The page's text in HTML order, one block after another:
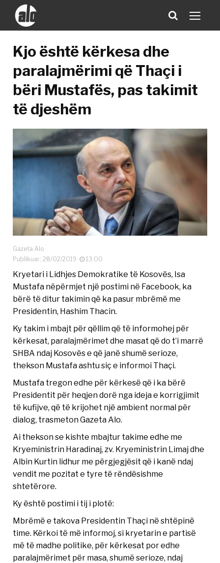
Kjo është kërkesa dhe
paralajmërimi që Thaçi i
bëri Mustafës, pas takimit
të djeshëm
Gazeta Alo
Publikuar: 28/02/2019
13:00
Kryetari i Lidhjes Demokratike të Kosovës, Isa
Mustafa nëpërmjet një postimi në Facebook, ka
bërë të ditur takimin që ka pasur mbrëmë me
Presidentin, Hashim Thacin.
Ky takim i mbajt për qëllim që të informohej për
kërkesat, paralajmërimet dhe masat që do t’i marrë
SHBA ndaj Kosovës e që janë shumë serioze,
thekson Mustafa ashtu siç e informoi Thaçi.
Mustafa tregon edhe për kërkesë që i ka bërë
Presidentit për heqjen dorë nga ideja e korrigjimit
të kufijve, që të krijohet një ambient normal për
dialog, trasmeton Gazeta Alo.
Ai thekson se kishte mbajtur takime edhe me
Kryeministrin Haradinaj, zv. Kryeministrin Limaj dhe
Albin Kurtin lidhur me përgjegjësit që i kanë ndaj
vendit me pozitat e tyre të rëndësishme
shtetërore.
Ky është postimi i tij i plotë:
Mbrëmë e takova Presidentin Thaçi në shtëpinë
time. Kërkoi të më informoj, si kryetarin e partisë
më të madhe politike, për kërkesat por edhe
paralajmërimet për masa, shumë serioze, ndaj